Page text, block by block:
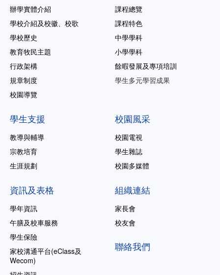
辦學實體介紹
學校介紹及校徽、校歌
學校歷史
教育牧民主題
行政架構
規章制度
校園導覽
課程總覽
課程特色
中學學科
小學學科
餘暇發展及專項培訓
學生多元學習成果
學生支援
教導與輔導
宗教培育
生涯規劃
校園風采
校園電視
學生雜誌
校園多媒體
資訊及表格
學年資訊
午膳及校車服務
學生保險
家校溝通平台(eClass及
Wecom)
組織連結
家長會
校友會
聯絡我們